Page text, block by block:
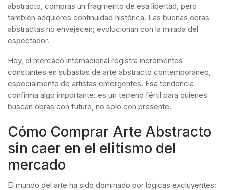
abstracto, compras un fragmento de esa libertad, pero
también adquieres continuidad histórica. Las buenas obras
abstractas no envejecen; evolucionan con la mirada del
espectador.
Hoy, el mercado internacional registra incrementos
constantes en subastas de arte abstracto contemporáneo,
especialmente de artistas emergentes. Esa tendencia
confirma algo importante: es un terreno fértil para quienes
buscan obras con futuro, no solo con presente.
Cómo Comprar Arte Abstracto
sin caer en el elitismo del
mercado
El mundo del arte ha sido dominado por lógicas excluyentes: